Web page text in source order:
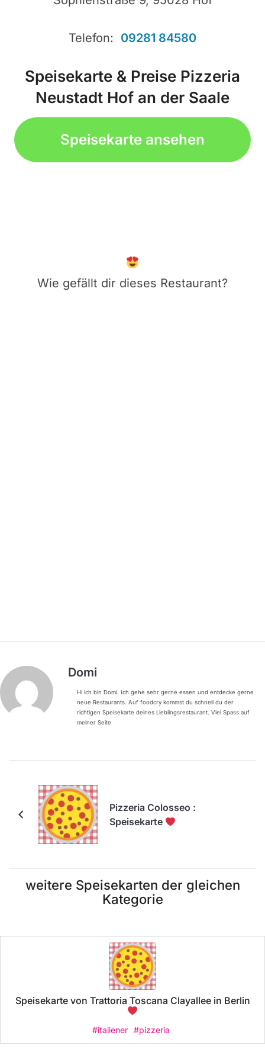
Telefon: 09281 84580
Speisekarte & Preise Pizzeria
Neustadt Hof an der Saale
Speisekarte ansehen
Wie gefällt dir dieses Restaurant?
Domi
Hi ich bin Domi. Ich gehe sehr gerne essen und entdecke gerne
neue Restaurants. Auf foodcry kommst du schnell du der
richtigen Speisekarte deines Lieblingsrestaurant. Viel Spass auf
meiner Seite
Pizzeria Colosseo :
Speisekarte
weitere Speisekarten der gleichen
Kategorie
Speisekarte von Trattoria Toscana Clayallee in Berlin
#italiener #pizzeria